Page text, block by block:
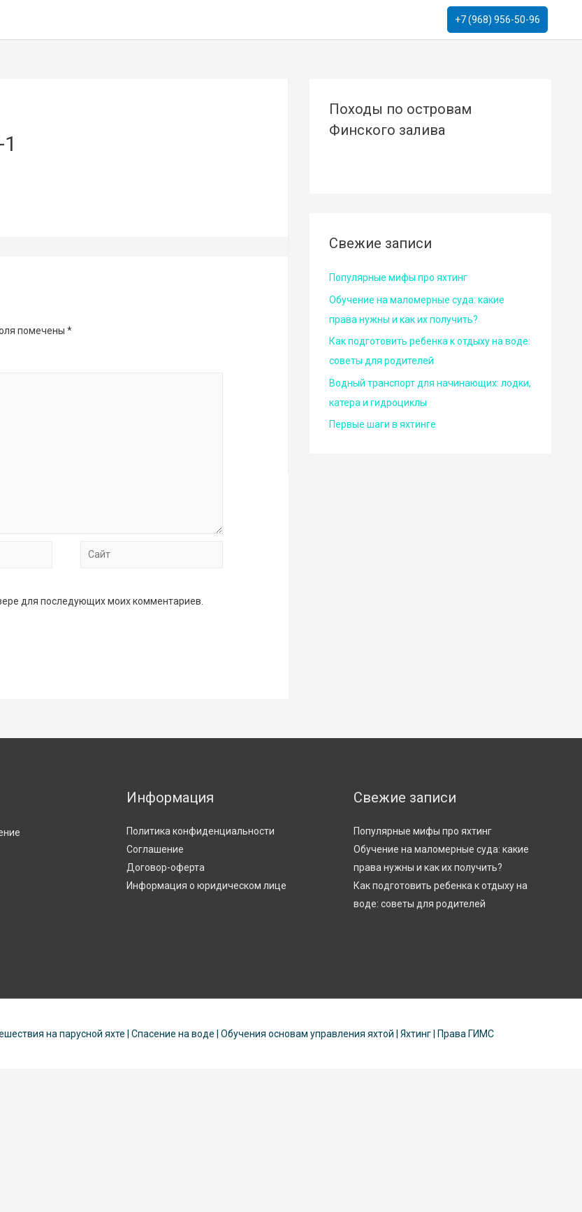
+7 (968) 956-50-96
помечены *
Сайт
для последующих моих комментариев.
Походы по островам
Финского залива
Свежие записи
Популярные мифы про яхтинг
Обучение на маломерные суда: какие
права нужны и как их получить?
Как подготовить ребенка к отдыху на воде:
советы для родителей
Водный транспорт для начинающих: лодки,
катера и гидроциклы
Первые шаги в яхтинге
Информация
Политика конфиденциальности
Соглашение
Договор-оферта
Информация о юридическом лице
Свежие записи
Популярные мифы про яхтинг
Обучение на маломерные суда: какие
права нужны и как их получить?
Как подготовить ребенка к отдыху на
воде: советы для родителей
на парусной яхте | Спасение на воде | Обучения основам управления яхтой | Яхтинг | Права ГИМС